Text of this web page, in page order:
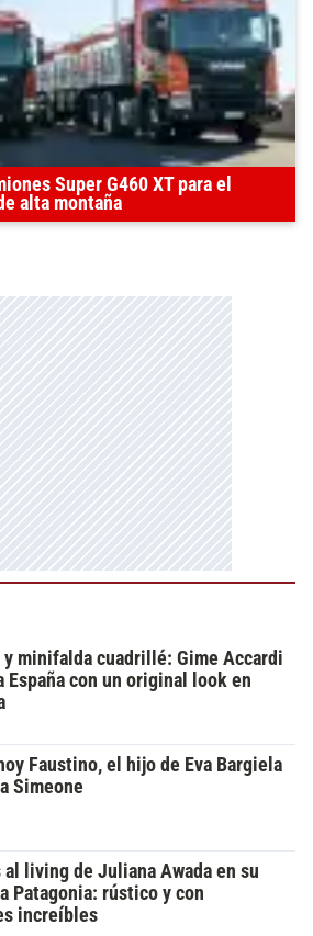
Super G460 XT para el
alta montaña
y minifalda cuadrillé: Gime Accardi
España con un original look en
Faustino, el hijo de Eva Bargiela
Simeone
al living de Juliana Awada en su
Patagonia: rústico y con
increíbles